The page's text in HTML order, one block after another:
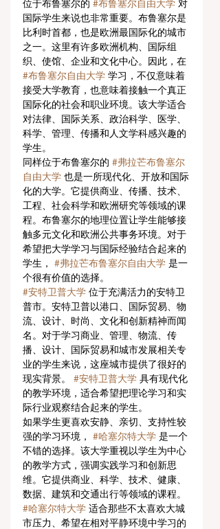
位于布鲁塞尔的 #布鲁塞尔自由大学 对
国际学生来说也非常重要。布鲁塞尔是
比利时首都，也是欧洲最国际化的城市
之一。这里有许多欧洲机构、国际组
织、使馆、企业和文化中心。因此，在
#布鲁塞尔自由大学 学习，不仅意味着
接受大学教育，也意味着接触一个真正
国际化的社会和职业环境。该大学适合
对法律、国际关系、政治科学、医学、
科学、管理、传播和人文学科感兴趣的
学生。
同样位于布鲁塞尔的 #弗拉芒布鲁塞尔
自由大学 也是一所现代化、开放和国际
化的大学。它提供商业、传播、技术、
工程、社会科学和欧洲研究等领域的课
程。布鲁塞尔的地理位置让学生能够接
触多元文化和欧洲公共事务环境。对于
希望把大学学习与国际经验结合起来的
学生， #弗拉芒布鲁塞尔自由大学 是一
个很有价值的选择。
#安特卫普大学 位于充满活力的安特卫
普市。安特卫普以港口、国际贸易、物
流、设计、时尚、文化和创新精神而闻
名。对于学习商业、管理、物流、传
播、设计、国际贸易和城市发展相关专
业的学生来说，这座城市提供了很好的
现实背景。 #安特卫普大学 具有现代化
的教学环境，适合希望把理论学习和实
际行业观察结合起来的学生。
如果学生更喜欢安静、亲切、支持性较
强的学习环境， #哈塞尔特大学 是一个
不错的选择。该大学重视以学生为中心
的教学方式，强调实践学习和创新思
维。它提供商业、科学、技术、健康、
数据、建筑和交通出行等领域的课程。
#哈塞尔特大学 适合那些不太喜欢大城
市压力、希望在相对平静环境中学习的